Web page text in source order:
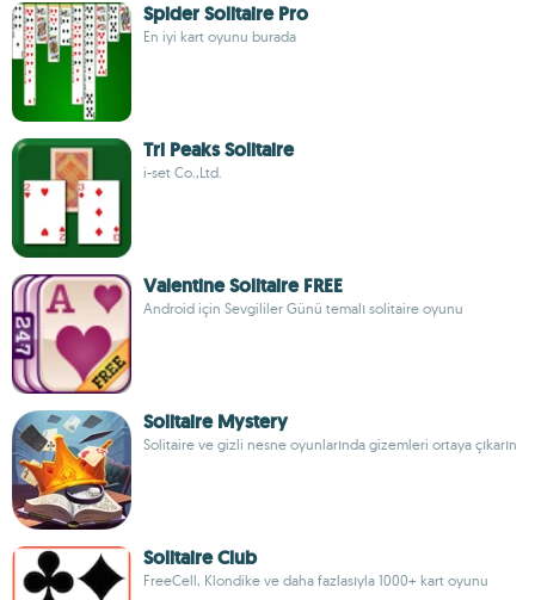
Spider Solitaire Pro
En iyi kart oyunu burada
Tri Peaks Solitaire
i-set Co.,Ltd.
Valentine Solitaire FREE
Android için Sevgililer Günü temalı solitaire oyunu
Solitaire Mystery
Solitaire ve gizli nesne oyunlarında gizemleri ortaya çıkarın
Solitaire Club
FreeCell, Klondike ve daha fazlasıyla 1000+ kart oyunu